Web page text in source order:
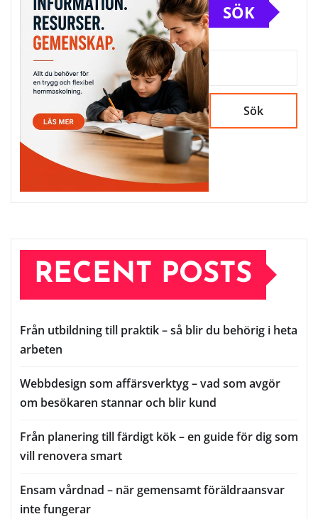
SÖK
Sök
RECENT POSTS
Från utbildning till praktik – så blir du behörig i heta
arbeten
Webbdesign som affärsverktyg – vad som avgör
om besökaren stannar och blir kund
Från planering till färdigt kök – en guide för dig som
vill renovera smart
Ensam vårdnad – när gemensamt föräldraansvar
inte fungerar